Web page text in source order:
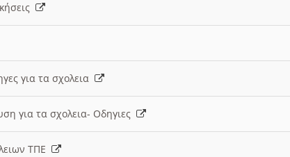
για τα σχολεια
για τα σχολεια- Οδηγιες
ΤΠΕ